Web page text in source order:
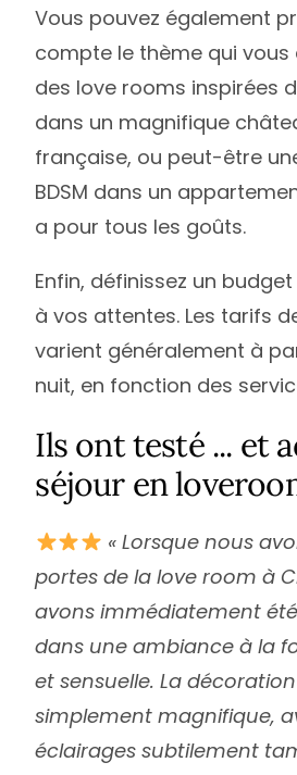
Vous pouvez également
compte le thème qui vous
des love rooms inspirées
dans un magnifique
française, ou peut-être
BDSM dans un
a pour tous les goûts.
Enfin, définissez un
à vos attentes. Les tarifs
varient généralement à
nuit, en fonction des
Ils ont testé ... et
séjour en
« Lorsque nous
portes de la love room à
avons immédiatement
dans une ambiance à la
et sensuelle. La
simplement magnifique,
éclairages subtilement